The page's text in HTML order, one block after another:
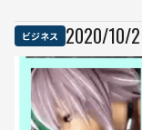
ビジネス 2020/10/2